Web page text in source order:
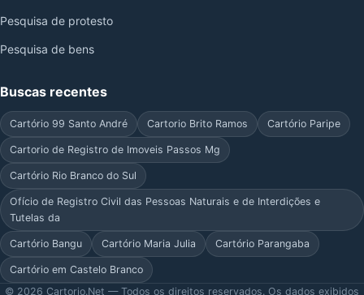
Pesquisa de protesto
Pesquisa de bens
Buscas recentes
Cartório 99 Santo André Cartorio Brito Ramos Cartório Paripe
Cartorio de Registro de Imoveis Passos Mg
Cartório Rio Branco do Sul
Ofício de Registro Civil das Pessoas Naturais e de Interdições e
Tutelas da
Cartório Bangu Cartório Maria Julia Cartório Parangaba
Cartório em Castelo Branco
© 2026 Cartorio.Net — Todos os direitos reservados. Os dados exibidos